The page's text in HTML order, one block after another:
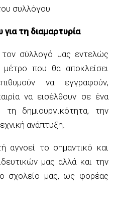
συλλόγου
τη διαμαρτυρία
σύλλογό μας εντελώς
μέτρο που θα αποκλείσει
να εγγραφούν,
να εισέλθουν σε ένα
δημιουργικότητα, την
ανάπτυξη.
αγνοεί το σημαντικό και
μας αλλά και την
σχολείο μας, ως φορέας